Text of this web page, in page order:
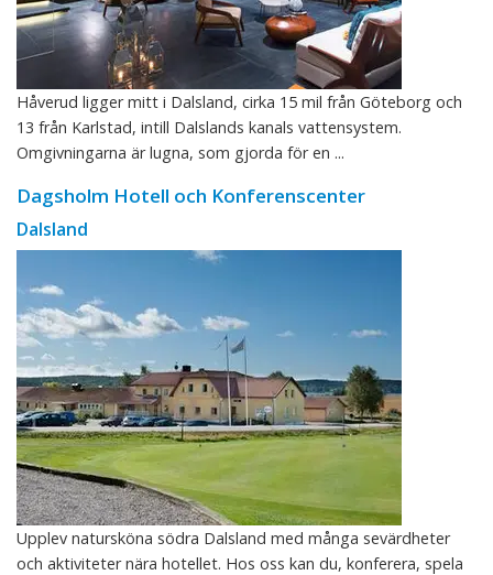
Håverud ligger mitt i Dalsland, cirka 15 mil från Göteborg och
13 från Karlstad, intill Dalslands kanals vattensystem.
Omgivningarna är lugna, som gjorda för en ...
Dagsholm Hotell och Konferenscenter
Dalsland
Upplev natursköna södra Dalsland med många sevärdheter
och aktiviteter nära hotellet. Hos oss kan du, konferera, spela